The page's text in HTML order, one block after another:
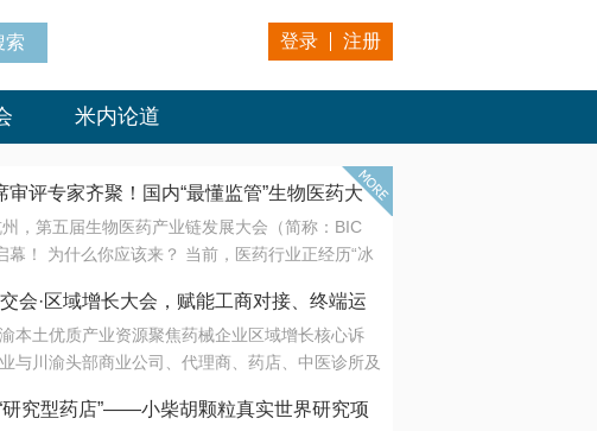
登录 注册
米内论道
审评专家齐聚！国内“最懂监管”生物医药大
，第五届生物医药产业链发展大会（简称：BIC
幕！ 为什么你应该来？ 当前，医药行业正经历“冰
效率；另一端是创新药“最后一公里”的支付与入院
的产业生态。 同质化“内卷”已无出路，全产业链协
才是破局关键。 本届大会以 “重构生态，定义未
创新、复杂药物制剂、CGT、多肽与小核酸的技
会·区域增长大会，赋能工商对接、终端运
本土优质产业资源聚焦药械企业区域增长核心诉
与川渝头部商业公司、代理商、药店、中医诊所及
南市场战略布局
研究型药店”——小柴胡颗粒真实世界研究项